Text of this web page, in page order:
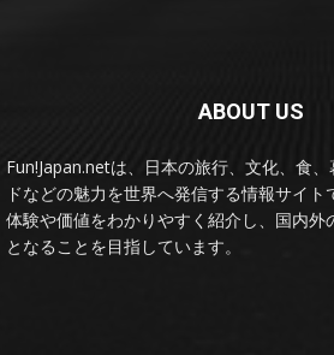
ABOUT US
Fun!Japan.netは、日本の旅行、文化、食
ドなどの魅力を世界へ発信する情報サイ
体験や価値をわかりやすく紹介し、国内外
となることを目指しています。